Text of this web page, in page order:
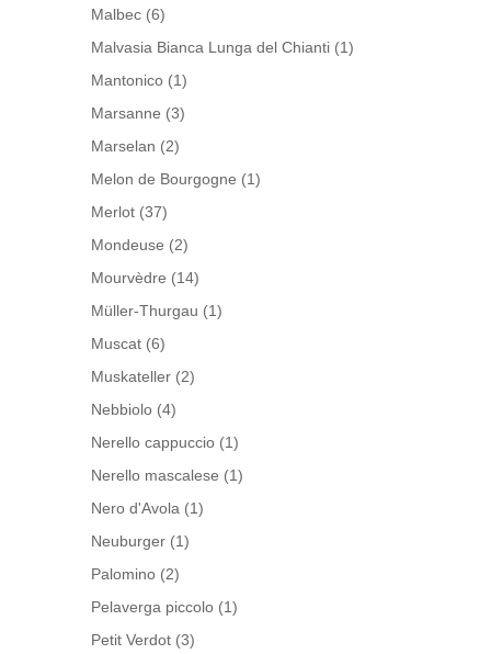
Malbec (6)
Malvasia Bianca Lunga del Chianti (1)
Mantonico (1)
Marsanne (3)
Marselan (2)
Melon de Bourgogne (1)
Merlot (37)
Mondeuse (2)
Mourvèdre (14)
Müller-Thurgau (1)
Muscat (6)
Muskateller (2)
Nebbiolo (4)
Nerello cappuccio (1)
Nerello mascalese (1)
Nero d'Avola (1)
Neuburger (1)
Palomino (2)
Pelaverga piccolo (1)
Petit Verdot (3)